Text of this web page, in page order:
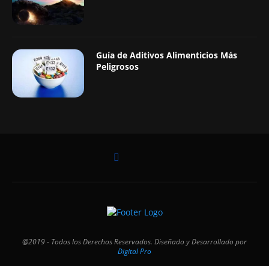
Guía de Aditivos Alimenticios Más
Peligrosos
@2019 - Todos los Derechos Reservados. Diseñado y Desarrollado por
Digital Pro